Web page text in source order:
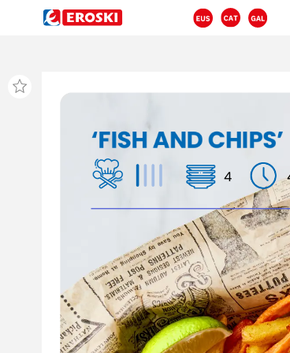
‘FISHANDCHIPS’
4